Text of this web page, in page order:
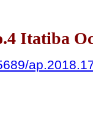
Itatiba